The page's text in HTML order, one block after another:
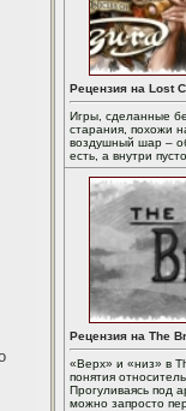
Рецензия на Lost
Игры, сделанные
старания, похожи
воздушный шар –
есть, а внутри
Рецензия на The
«Верх» и «низ» в
понятия
Прогуливаясь под
можно запросто